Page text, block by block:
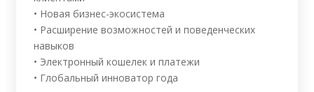
• Новая бизнес-экосистема
• Расширение возможностей и поведенческих
навыков
• Электронный кошелек и платежи
• Глобальный инноватор года